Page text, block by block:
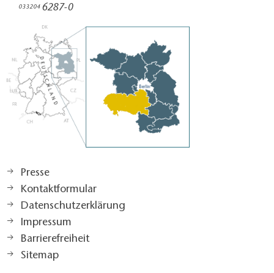
033204 6287-0
Presse
Kontaktformular
Datenschutzerklärung
Impressum
Barrierefreiheit
Sitemap